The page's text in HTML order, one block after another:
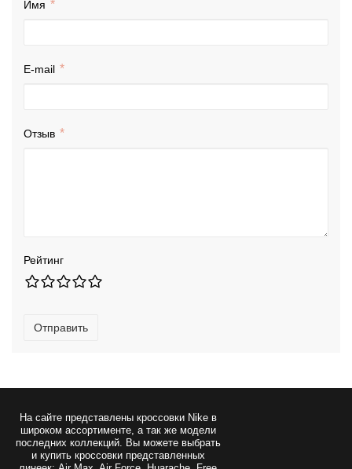
Имя
E-mail
Отзыв
Рейтинг
Отправить
На сайте представлены кроссовки Nikeв
широком ассортименте, а так же модели
последних коллекций. Вы можете выбрать
и купить кроссовки представленных